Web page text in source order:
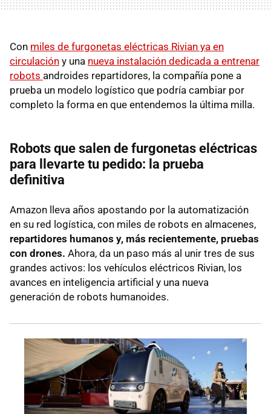
Con miles de furgonetas eléctricas Rivian ya en
circulación y una nueva instalación dedicada a entrenar
robots androides repartidores, la compañía pone a
prueba un modelo logístico que podría cambiar por
completo la forma en que entendemos la última milla.
Robots que salen de furgonetas eléctricas
para llevarte tu pedido: la prueba
definitiva
Amazon lleva años apostando por la automatización
en su red logística, con miles de robots en almacenes,
repartidores humanos y, más recientemente, pruebas
con drones. Ahora, da un paso más al unir tres de sus
grandes activos: los vehículos eléctricos Rivian, los
avances en inteligencia artificial y una nueva
generación de robots humanoides.